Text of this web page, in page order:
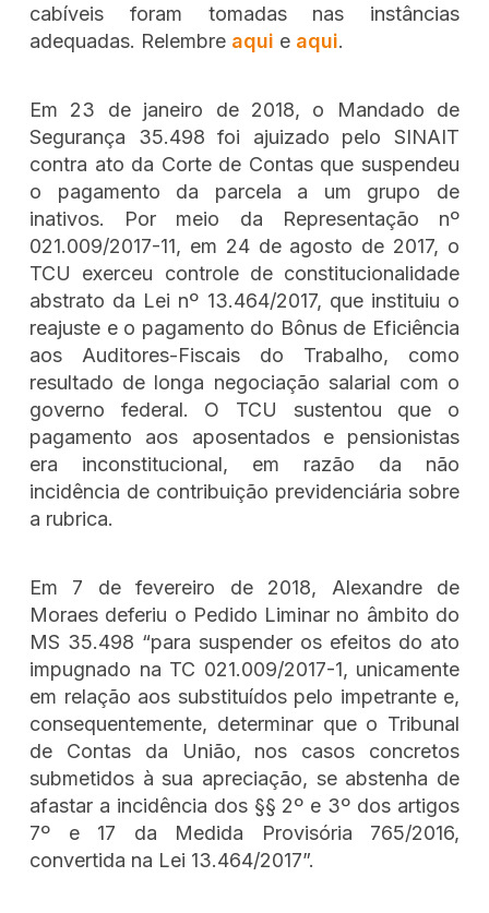
cabíveis foram tomadas nas instâncias
adequadas. Relembre aqui e aqui.
Em 23 de janeiro de 2018, o Mandado de
Segurança 35.498 foi ajuizado pelo SINAIT
contra ato da Corte de Contas que suspendeu
o pagamento da parcela a um grupo de
inativos. Por meio da Representação nº
021.009/2017-11, em 24 de agosto de 2017, o
TCU exerceu controle de constitucionalidade
abstrato da Lei nº 13.464/2017, que instituiu o
reajuste e o pagamento do Bônus de Eficiência
aos Auditores-Fiscais do Trabalho, como
resultado de longa negociação salarial com o
governo federal. O TCU sustentou que o
pagamento aos aposentados e pensionistas
era inconstitucional, em razão da não
incidência de contribuição previdenciária sobre
a rubrica.
Em 7 de fevereiro de 2018, Alexandre de
Moraes deferiu o Pedido Liminar no âmbito do
MS 35.498 “para suspender os efeitos do ato
impugnado na TC 021.009/2017-1, unicamente
em relação aos substituídos pelo impetrante e,
consequentemente, determinar que o Tribunal
de Contas da União, nos casos concretos
submetidos à sua apreciação, se abstenha de
afastar a incidência dos §§ 2º e 3º dos artigos
7º e 17 da Medida Provisória 765/2016,
convertida na Lei 13.464/2017”.